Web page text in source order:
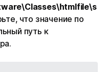
что значение по
путь к